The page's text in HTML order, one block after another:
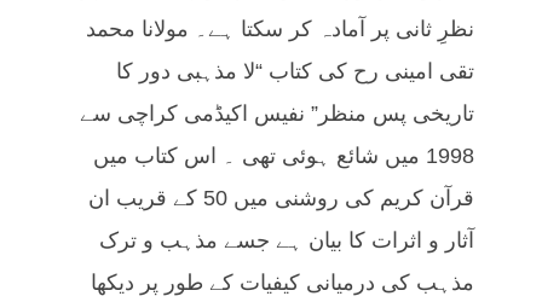
نظرِ ثانی پر آمادہ کر سکتا ہے۔ مولانا محمد
تقی امینی رح کی کتاب “لا مذہبی دور کا
تاریخی پس منظر” نفیس اکیڈمی کراچی سے
1998 میں شائع ہوئی تھی ۔ اس کتاب میں
قرآن کریم کی روشنی میں 50 کے قریب ان
آثار و اثرات کا بیان ہے جسے مذہب و ترک
مذہب کی درمیانی کیفیات کے طور پر دیکھا